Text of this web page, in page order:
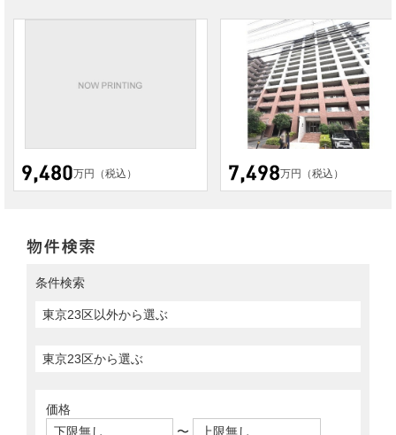
万円（税込） 万円（税込）
条件検索
価格
〜